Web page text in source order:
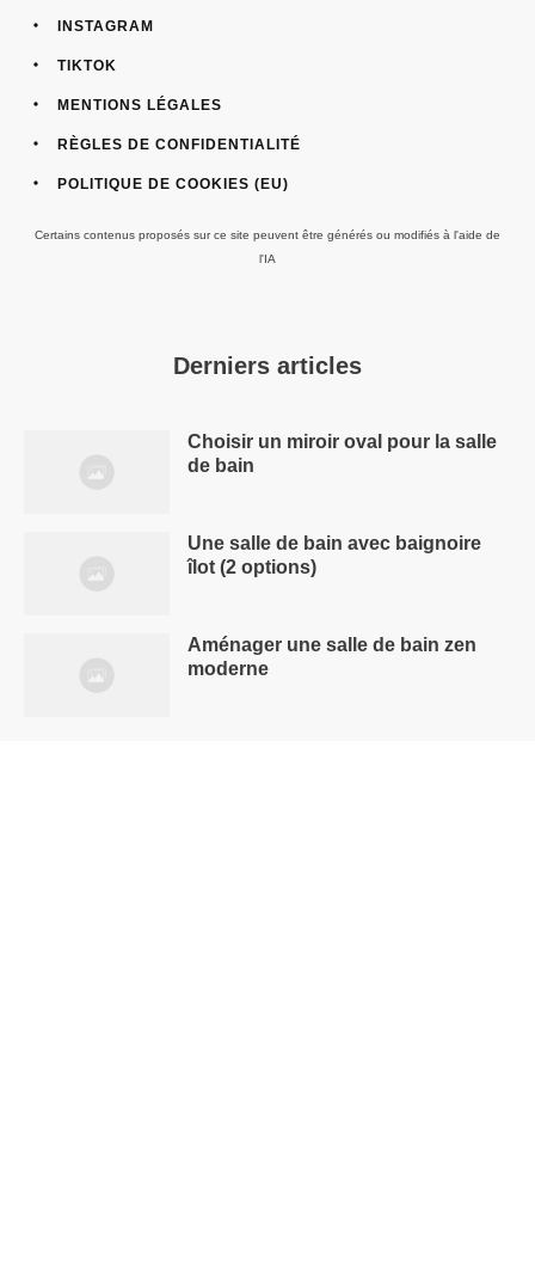
INSTAGRAM
TIKTOK
MENTIONS LÉGALES
RÈGLES DE CONFIDENTIALITÉ
POLITIQUE DE COOKIES (EU)
Certains contenus proposés sur ce site peuvent être générés ou modifiés à l'aide de
l'IA
Derniers articles
Choisir un miroir oval pour la salle
de bain
Une salle de bain avec baignoire
îlot (2 options)
Aménager une salle de bain zen
moderne